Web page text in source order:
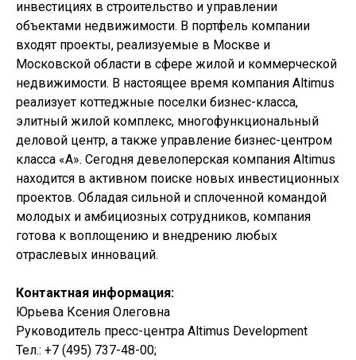
инвестициях в строительство и управлении
объектами недвижимости. В портфель компании
входят проекты, реализуемые в Москве и
Московской области в сфере жилой и коммерческой
недвижимости. В настоящее время компания Altimus
реализует коттеджные поселки бизнес-класса,
элитный жилой комплекс, многофункциональный
деловой центр, а также управление бизнес-центром
класса «А». Сегодня девелоперская компания Altimus
находится в активном поиске новых инвестиционных
проектов. Обладая сильной и сплоченной командой
молодых и амбициозных сотрудников, компания
готова к воплощению и внедрению любых
отраслевых инноваций.
Контактная информация:
Юрьева Ксения Олеговна
Руководитель пресс-центра Altimus Development
Тел.: +7 (495) 737-48-00;